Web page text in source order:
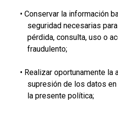
• Conservar la información
seguridad necesarias
pérdida, consulta, uso o
fraudulento;
• Realizar oportunamente
supresión de los datos
la presente política;